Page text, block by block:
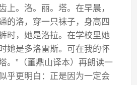
上。洛。丽。塔。在早晨，
的洛，穿一只袜子，身高四
时，她是洛拉。在学校里她
她是多洛雷斯。可在我的怀
。”（董鼎山译本）再朗读一
乎更明白：正是因为一定会